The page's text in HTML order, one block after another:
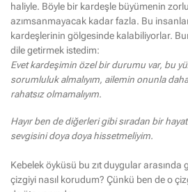
haliyle. Böyle bir kardeşle büyümenin
azımsanmayacak kadar fazla. Bu
kardeşlerinin gölgesinde kalabiliyorlar.
dile getirmek istedim:
Evet kardeşimin özel bir durumu var, bu
sorumluluk almalıyım, ailemin onunla
rahatsız olmamalıyım.
Hayır ben de diğerleri gibi sıradan bir
sevgisini doya doya hissetmeliyim.
Kebelek öyküsü bu zıt duygular arasında
çizgiyi nasıl korudum? Çünkü ben de o